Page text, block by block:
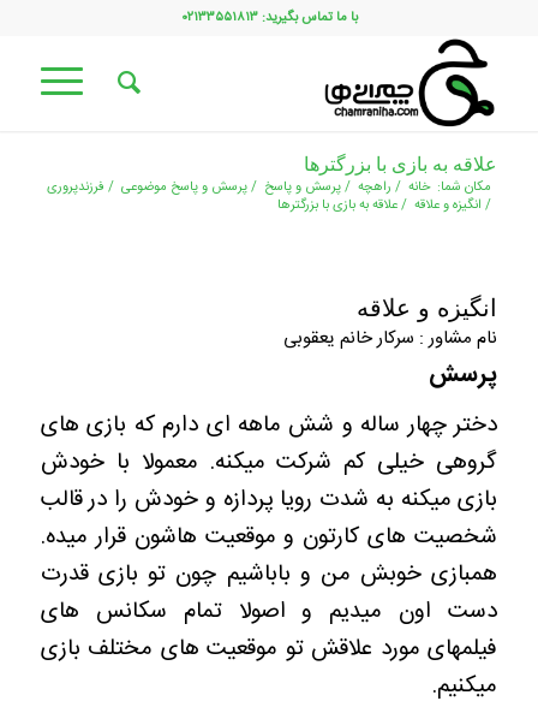
با ما تماس بگیرید: ۰۲۱۳۳۵۵۱۸۱۳
علاقه به بازی با بزرگترها
مکان شما: خانه / راهچه /پرسش و پاسخ /پرسش و پاسخ موضوعی / فرزندپروری
/ انگیزه و علاقه /علاقه به بازی با بزرگترها
انگیزه و علاقه
نام مشاور : سرکار خانم یعقوبی
پرسش
دختر چهار ساله و شش ماهه ای دارم که بازی های
گروهی خیلی کم شرکت میکنه. معمولا با خودش
بازی میکنه به شدت رویا پردازه و خودش را در قالب
شخصیت های کارتون و موقعیت هاشون قرار میده.
همبازی خوبش من و باباشیم چون تو بازی قدرت
دست اون میدیم و اصولا تمام سکانس های
فیلمهای مورد علاقش تو موقعیت های مختلف بازی
میکنیم.